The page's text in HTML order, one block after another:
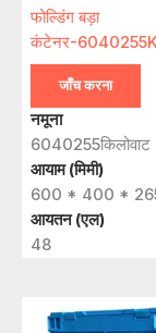
फोल्डिंग बड़ा
कंटेनर-
जाँच करना
नमूना
6040255किलोवाट
आयाम (मिमी)
600 * 400 *
आयतन (एल)
48